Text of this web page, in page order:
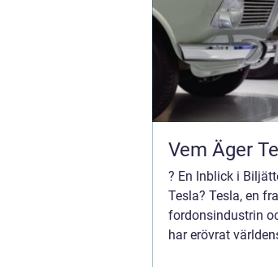
Vem Äger
? En Inblick i
Tesla? Tesla, en
fordonsindustrin
har erövrat